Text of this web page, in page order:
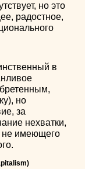
но это
радостное,
в
но
за
нехватки,
не имеющего